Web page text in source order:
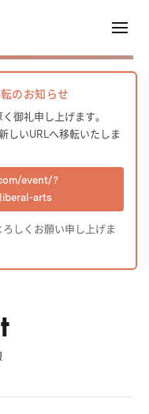
のお知らせ
御礼申し上げます。
しいURLへ移転いたしま
event/?
arts
しくお願い申し上げま